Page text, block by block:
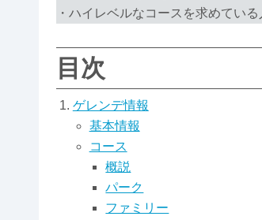
・ハイレベルなコースを求めている
目次
ゲレンデ情報
基本情報
コース
概説
パーク
ファミリー